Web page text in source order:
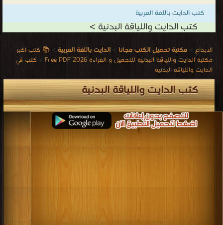
كتب الدايت باللغة العربية
كتب الدايت واللياقة البدنية >
الابداع > مكتبة تحميل الكتب مجانا > الدايت باللغة العربية > 📚 كتب اكبر
مكتبة الدايت واللياقة البدنية للتحميل و القراءة 2026 Free PDF
> كتب في
الدايت واللياقة البدنية
كتب الدايت واللياقة البدنية